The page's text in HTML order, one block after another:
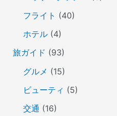
フライト (40)
ホテル(4)
旅ガイド (93)
グルメ (15)
ビューティ (5)
交通 (16)